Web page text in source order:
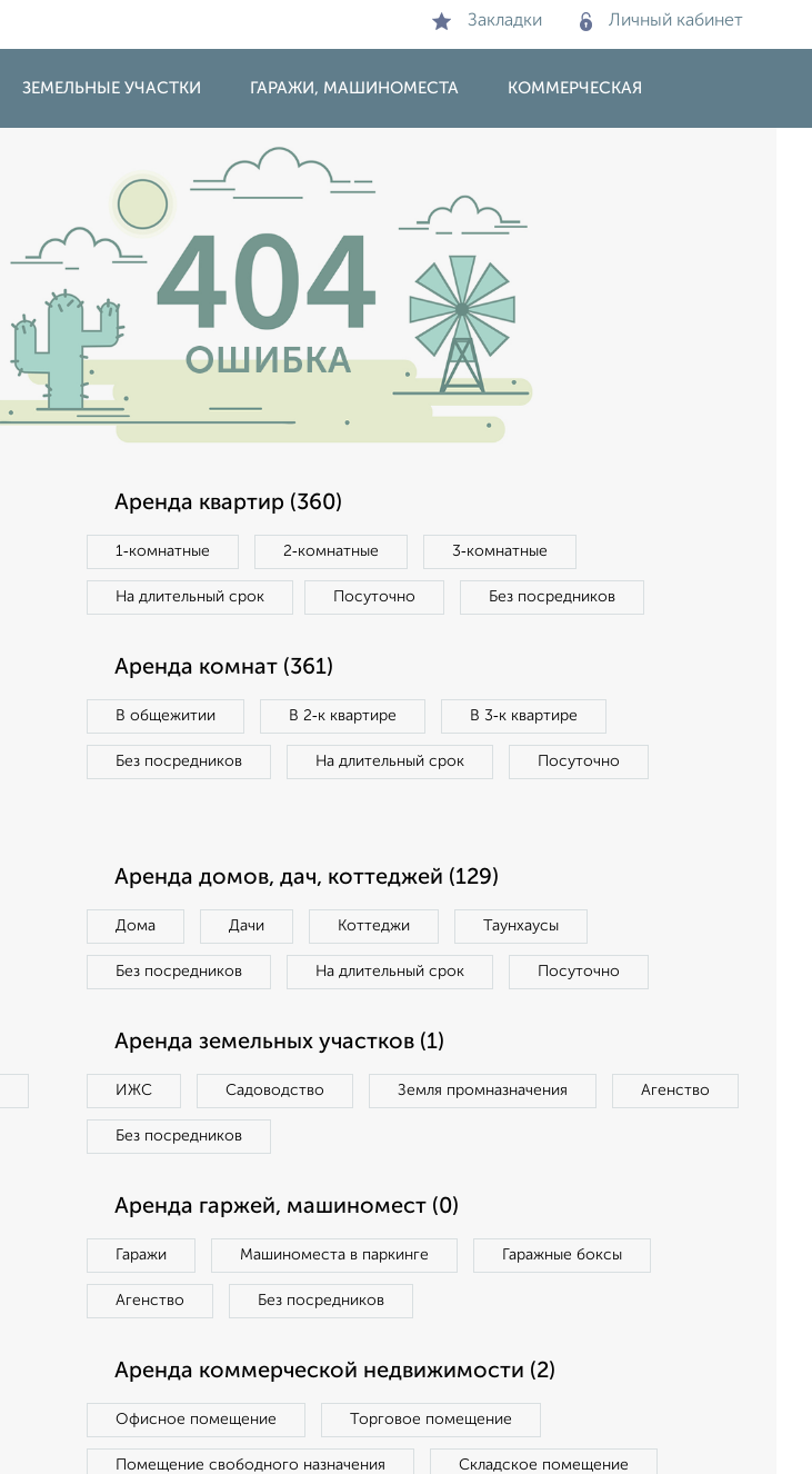
Закладки Личный кабинет
ЗЕМЕЛЬНЫЕ УЧАСТКИ ГАРАЖИ, МАШИНОМЕСТА КОММЕРЧЕСКАЯ
Аренда квартир (360)
1‑комнатные 2‑комнатные 3‑комнатные
На длительный срок Посуточно Без посредников
Аренда комнат (361)
В общежитии В 2‑к квартире В 3‑к квартире
Без посредников На длительный срок Посуточно
Аренда домов, дач, коттеджей (129)
Дома Дачи Коттеджи Таунхаусы
Без посредников На длительный срок Посуточно
Аренда земельных участков (1)
ИЖС Садоводство Земля промназначения Агенство
Без посредников
Аренда гаржей, машиномест (0)
Гаражи Машиноместа в паркинге Гаражные боксы
Агенство Без посредников
Аренда коммерческой недвижимости (2)
Офисное помещение Торговое помещение
Помещение свободного назначения Складское помещение